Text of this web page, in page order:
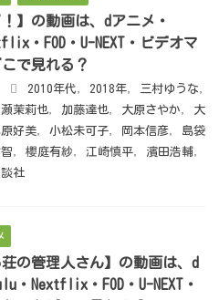
！】の動画は、dアニメ・
・FOD・U-NEXT・ビデオマ
で見れる？
2010年代, 2018年, 三村ゆうな,
茉莉也, 加藤達也, 大原さやか, 大
好美, 小松未可子, 岡本信彦, 島袋
, 櫻庭有紗, 江崎慎平, 濱田浩輔,
社
荘の管理人さん】の動画は、d
・Nextflix・FOD・U-NEXT・